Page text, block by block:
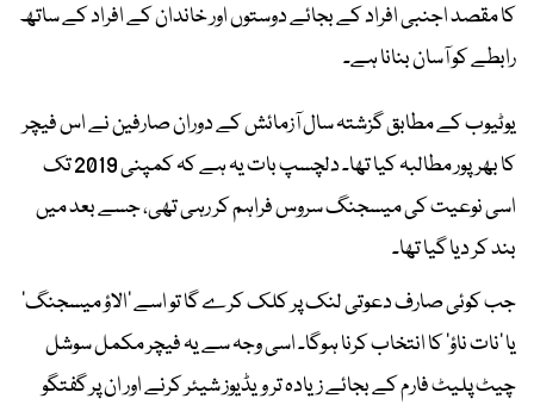
کا مقصد اجنبی افراد کے بجائے دوستوں اور خاندان کے افراد کے ساتھ
رابطے کو آسان بنانا ہے۔
یوٹیوب کے مطابق گزشتہ سال آزمائش کے دوران صارفین نے اس فیچر
کا بھرپور مطالبہ کیا تھا۔ دلچسپ بات یہ ہے کہ کمپنی 2019 تک
اسی نوعیت کی میسجنگ سروس فراہم کر رہی تھی، جسے بعد میں
بند کر دیا گیا تھا۔
جب کوئی صارف دعوتی لنک پر کلک کرے گا تو اسے ’الاؤ میسجنگ‘
یا ’نات ناؤ‘ کا انتخاب کرنا ہوگا۔ اسی وجہ سے یہ فیچر مکمل سوشل
چیٹ پلیٹ فارم کے بجائے زیادہ تر ویڈیوز شیئر کرنے اور ان پر گفتگو